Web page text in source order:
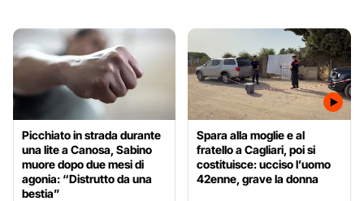
Picchiato in strada durante
una lite a Canosa, Sabino
muore dopo due mesi di
agonia: “Distrutto da una
bestia”
Spara alla moglie e al
fratello a Cagliari, poi si
costituisce: ucciso l’uomo
42enne, grave la donna